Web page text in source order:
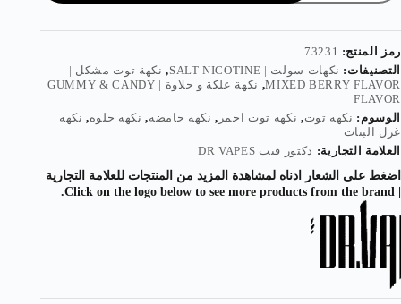
رمز المنتج: 73231
التصنيفات: نكهات سولت | SALT NICOTINE , نكهة توت مشكل |
MIXED BERRY FLAVOR
,
نكهة علكة و حلاوة | GUMMY & CANDY
FLAVOR
الوسوم: نكهه توت, نكهه توت احمر , نكهه حامضه, نكهه حلوه, نكهه
غزل البنات
العلامة التجارية: دكتور فيب DR VAPES
اضغط على الشعار ادناه لمشاهدة المزيد من المنتجات للعلامة التجارية